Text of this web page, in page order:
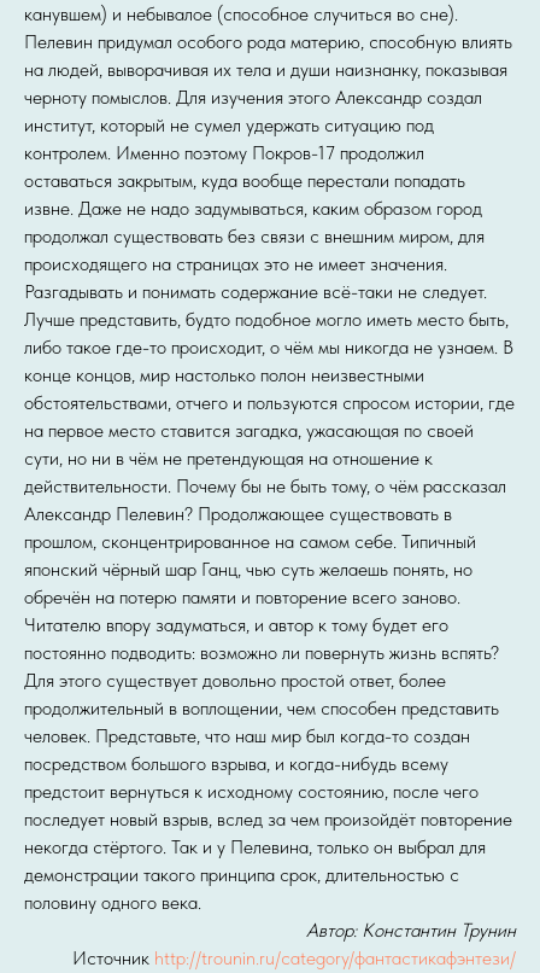
канувшем) и небывалое (способное случиться во сне).
Пелевин придумал особого рода материю, способную влиять
на людей, выворачивая их тела и души наизнанку, показывая
черноту помыслов. Для изучения этого Александр создал
институт, который не сумел удержать ситуацию под
контролем. Именно поэтому Покров-17 продолжил
оставаться закрытым, куда вообще перестали попадать
извне. Даже не надо задумываться, каким образом город
продолжал существовать без связи с внешним миром, для
происходящего на страницах это не имеет значения.
Разгадывать и понимать содержание всё-таки не следует.
Лучше представить, будто подобное могло иметь место быть,
либо такое где-то происходит, о чём мы никогда не узнаем. В
конце концов, мир настолько полон неизвестными
обстоятельствами, отчего и пользуются спросом истории, где
на первое место ставится загадка, ужасающая по своей
сути, но ни в чём не претендующая на отношение к
действительности. Почему бы не быть тому, о чём рассказал
Александр Пелевин? Продолжающее существовать в
прошлом, сконцентрированное на самом себе. Типичный
японский чёрный шар Ганц, чью суть желаешь понять, но
обречён на потерю памяти и повторение всего заново.
Читателю впору задуматься, и автор к тому будет его
постоянно подводить: возможно ли повернуть жизнь вспять?
Для этого существует довольно простой ответ, более
продолжительный в воплощении, чем способен представить
человек. Представьте, что наш мир был когда-то создан
посредством большого взрыва, и когда-нибудь всему
предстоит вернуться к исходному состоянию, после чего
последует новый взрыв, вслед за чем произойдёт повторение
некогда стёртого. Так и у Пелевина, только он выбрал для
демонстрации такого принципа срок, длительностью с
половину одного века.
Автор: Константин Трунин
Источник http://trounin.ru/category/фантастикафэнтези/